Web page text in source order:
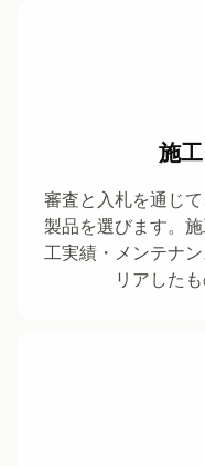
施
審査と入札を通じ
製品を選びます。
工実績・メンテナ
リアした